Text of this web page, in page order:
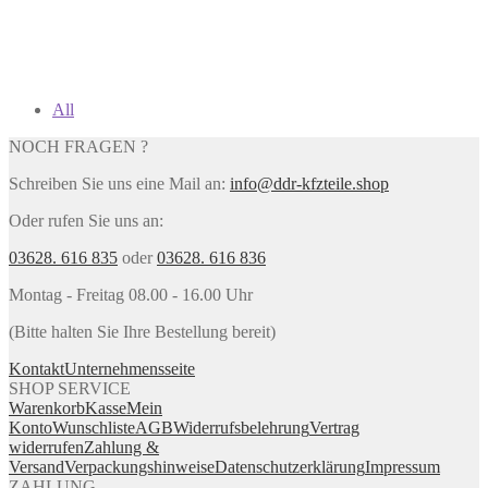
All
NOCH FRAGEN ?
Schreiben Sie uns eine Mail an: info@ddr-kfzteile.shop
Oder rufen Sie uns an:
03628. 616 835 oder03628. 616 836
Montag - Freitag 08.00 - 16.00 Uhr
(Bitte halten Sie Ihre Bestellung bereit)
KontaktUnternehmensseite
SHOP SERVICE
WarenkorbKasseMein
KontoWunschlisteAGBWiderrufsbelehrungVertrag
widerrufenZahlung &
VersandVerpackungshinweiseDatenschutzerklärungImpressum